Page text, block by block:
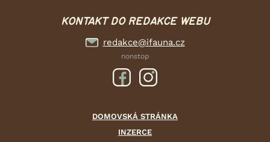
KONTAKT DO REDAKCE WEBU
redakce@ifauna.cz
nonstop
DOMOVSKÁ STRÁNKA
INZERCE